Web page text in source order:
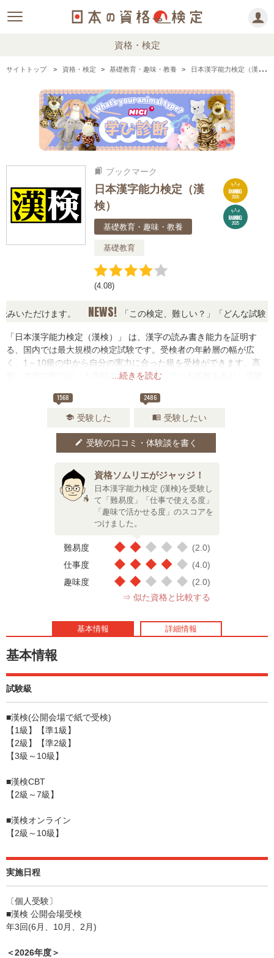
資格・検定
サイトトップ 資格・検定 基礎教育・趣味・教養 日本漢字能力検定（漢検）の情報まとめ・口コミ・体験談
bookmarks ブックマーク
日本漢字能力検定（漢
検）
基礎教育・趣味・教養
基礎教育
(4.08)
RANKING
2026
RANKING
2025
だけます。 NEWS! 「この検定、難しい？」「どんな試験？」
...続きを読む
「日本漢字能力検定（漢検）」 は、漢字の読み書き能力を証明す
る、国内では最大規模の検定試験です。受検者の年齢層の幅が広
く、1～10級の中から自分の実力に合った級を受検ができます。高
校・大学の中には、入学時の評価対象としている学校もあり、受験
1568
school 受験した
2486
menu_book 受験したい
edit 受験の口コミ・体験談を書く
資格ソムリエがジャッジ！
日本漢字能力検定 (漢検)を受験し
て「難易度」「仕事で使える度」
「趣味で活かせる度」のスコアを
つけました。
難易度
(2.0)
仕事度
(4.0)
趣味度
(2.0)
⇒ 似た資格と比較する
基本情報 詳細情報
基本情報
試験級
■漢検(公開会場で紙で受検)
【1級】【準1級】
【2級】【準2級】
【3級～10級】
■漢検CBT
【2級～7級】
■漢検オンライン
【2級～10級】
実施日程
〔個人受験〕
■漢検 公開会場受検
年3回(6月、10月、2月)
＜2026年度＞